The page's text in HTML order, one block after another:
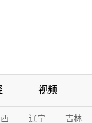
视频
辽宁 吉林